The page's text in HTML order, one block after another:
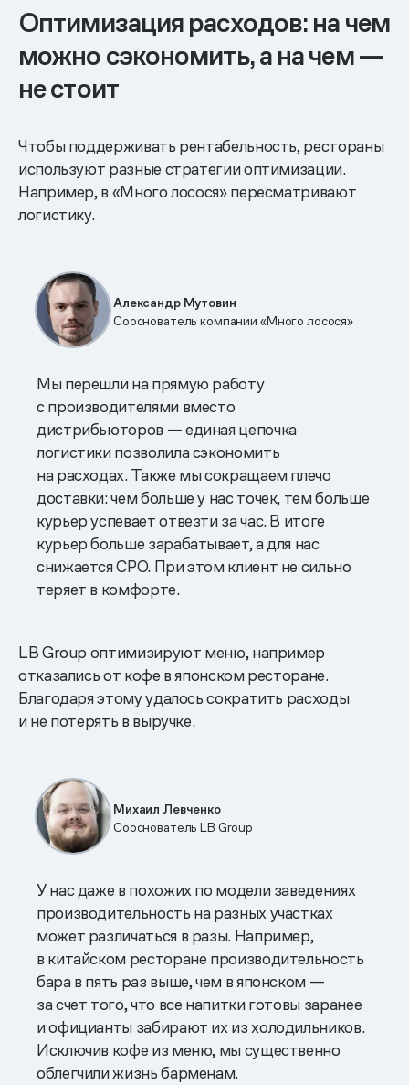
Оптимизация расходов: на чем
можно сэкономить, а на чем —
не стоит
Чтобы поддерживать рентабельность, рестораны
используют разные стратегии оптимизации.
Например, в «Много лосося» пересматривают
логистику.
Александр Мутовин
Сооснователь компании «Много лосося»
Мы перешли на прямую работу
с производителями вместо
дистрибьюторов — единая цепочка
логистики позволила сэкономить
на расходах. Также мы сокращаем плечо
доставки: чем больше у нас точек, тем больше
курьер успевает отвезти за час. В итоге
курьер больше зарабатывает, а для нас
снижается CPO. При этом клиент не сильно
теряет в комфорте.
LB Group оптимизируют меню, например
отказались от кофе в японском ресторане.
Благодаря этому удалось сократить расходы
и не потерять в выручке.
Михаил Левченко
Сооснователь LB Group
У нас даже в похожих по модели заведениях
производительность на разных участках
может различаться в разы. Например,
в китайском ресторане производительность
бара в пять раз выше, чем в японском —
за счет того, что все напитки готовы заранее
и официанты забирают их из холодильников.
Исключив кофе из меню, мы существенно
облегчили жизнь барменам.